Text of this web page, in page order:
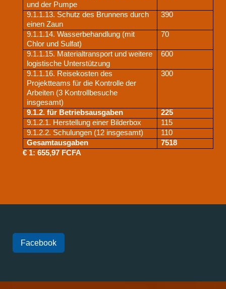
und der Pumpe
9.1.1.13. Schutz des Brunnens durch
einen Zaun
390
9.1.1.14. Wasserbehandlung (mit
Chlor und Sulfat)
70
9.1.1.15. Materialtransport und weitere
logistische Unterstützung
600
9.1.1.16. Reisekosten des
Projektteams für die Kontrolle der
Arbeiten (3 Kontrollbesuche
insgesamt)
300
9.1.2. für Betriebsausgaben
225
9.1.2.1. Herstellung einer Bilderbox
115
9.1.2.2. Schulungen (12 insgesamt)
110
Gesamtausgaben
7518
€ 1: 655,97 FCFA
Facebook